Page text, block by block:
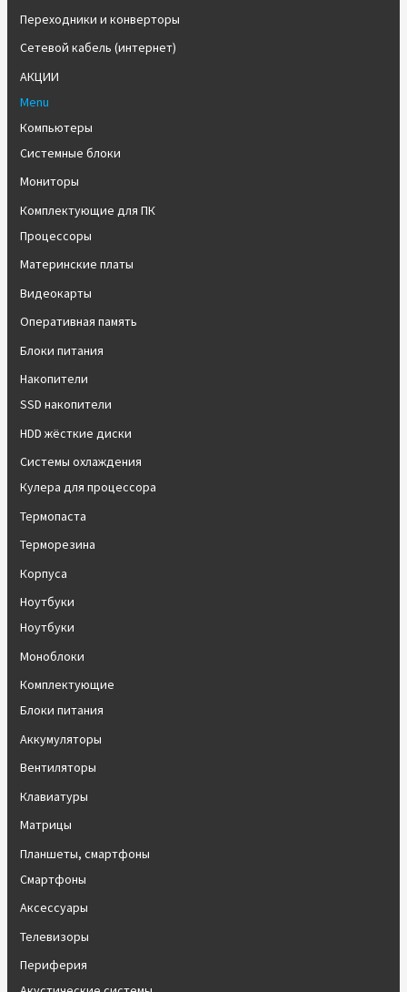
Переходники и конверторы
Сетевой кабель (интернет)
АКЦИИ
Menu
Компьютеры
Системные блоки
Мониторы
Комплектующие для ПК
Процессоры
Материнские платы
Видеокарты
Оперативная память
Блоки питания
Накопители
SSD накопители
HDD жёсткие диски
Системы охлаждения
Кулера для процессора
Термопаста
Терморезина
Корпуса
Ноутбуки
Ноутбуки
Моноблоки
Комплектующие
Блоки питания
Аккумуляторы
Вентиляторы
Клавиатуры
Матрицы
Планшеты, смартфоны
Смартфоны
Аксессуары
Телевизоры
Периферия